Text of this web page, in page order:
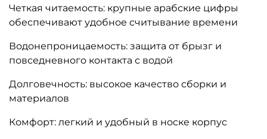
Четкая читаемость: крупные арабские цифры
обеспечивают удобное считывание времени
Водонепроницаемость: защита от брызг и
повседневного контакта с водой
Долговечность: высокое качество сборки и
материалов
Комфорт: легкий и удобный в носке корпус